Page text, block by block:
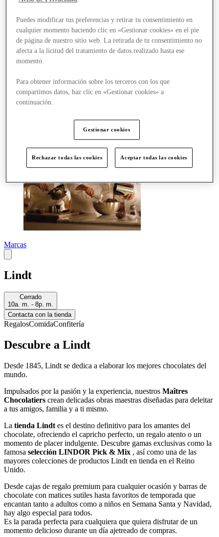
Ofertas
Planifica tu visita
¿Qué pasa?
Comer y beber
Tarjetas regalo
Más
Marcas
Lindt
Cerrado
10a. m. - 8p. m.
Contacta con la tienda
RegalosComidaConfitería
Descubre a Lindt
Desde 1845, Lindt se dedica a elaborar los mejores chocolates del
mundo.
Impulsados por la pasión y la experiencia, nuestros Maîtres
Chocolatiers crean delicadas obras maestras diseñadas para deleitar
a tus amigos, familia y a ti mismo.
La tienda Lindt es el destino definitivo para los amantes del
chocolate, ofreciendo el capricho perfecto, un regalo atento o un
momento de placer indulgente. Descubre gamas exclusivas como la
famosa selección LINDOR Pick & Mix , así como una de las
mayores colecciones de productos Lindt en tienda en el Reino
Unido.
Desde cajas de regalo premium para cualquier ocasión y barras de
chocolate con matices sutiles hasta favoritos de temporada que
encantan tanto a adultos como a niños en Semana Santa y Navidad,
hay algo especial para todos.
Es la parada perfecta para cualquiera que quiera disfrutar de un
momento delicioso durante un día ajetreado de compras.
Puedes modificar tus preferencias y retirar tu consentimiento en
cualquier momento haciendo clic en «Gestionar cookies» en el pie
de página de nuestro sitio web. La retirada de tu consentimiento no
afecta a la licitud del tratamiento de datos realizado hasta ese
momento.
Para obtener información sobre los terceros con los que
compartimos datos, haz clic en «Gestionar cookies» a
continuación.
Gestionar cookies
Rechazar todas las cookies Aceptar todas las cookies